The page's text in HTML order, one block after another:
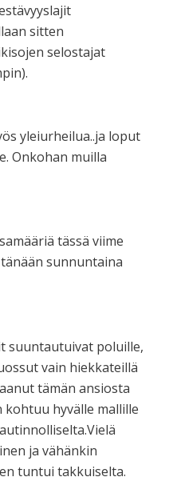
sitten
selostajat
yleiurheilua..ja loput
Onkohan muilla
tässä viime
sunnuntaina
suuntautuivat poluille,
vain hiekkateillä
tämän ansiosta
hyvälle mallille
ja vähänkin
tuntui takkuiselta.